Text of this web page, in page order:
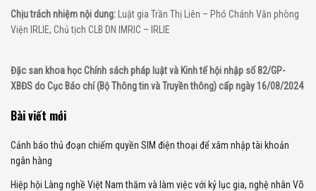
Chịu trách nhiệm nội dung: Luật gia Trần Thị Liên – Phó Chánh Văn phòng
Viện IRLIE, Chủ tịch CLB DN IMRIC – IRLIE
Đặc san khoa học Chính sách pháp luật và Kinh tế hội nhập số 82/GP-
XBĐS do Cục Báo chí (Bộ Thông tin và Truyền thông) cấp ngày 16/08/2024
Bài viết mới
Cảnh báo thủ đoạn chiếm quyền SIM điện thoại để xâm nhập tài khoản
ngân hàng
Hiệp hội Làng nghề Việt Nam thăm và làm việc với kỷ lục gia, nghệ nhân Võ